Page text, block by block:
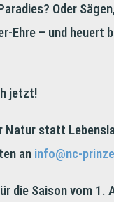
Oder
Ehre – und heuert
jetzt!
Natur statt
an info@nc-
die Saison vom 1.